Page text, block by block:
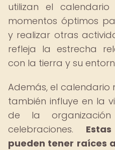
utilizan el
momentos óptimos
y realizar otras
refleja la estrecha
con la tierra y su
Además, el
también influye en la
de la
celebraciones.
pueden tener raíces